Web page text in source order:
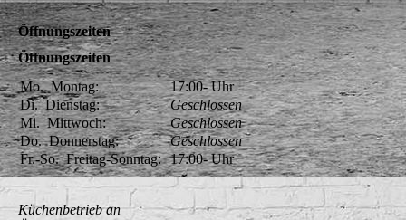
Öffnungszeiten
Öffnungszeiten
Mo.Montag: 17:00-Uhr
Di.Dienstag:
Geschlossen
Mi.Mittwoch:
Geschlossen
Do.Donnerstag:
Geschlossen
Fr.-So.Freitag-Sonntag:17:00-Uhr
Küchenbetrieb an